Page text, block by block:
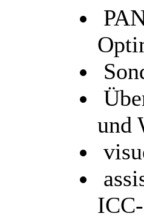
und